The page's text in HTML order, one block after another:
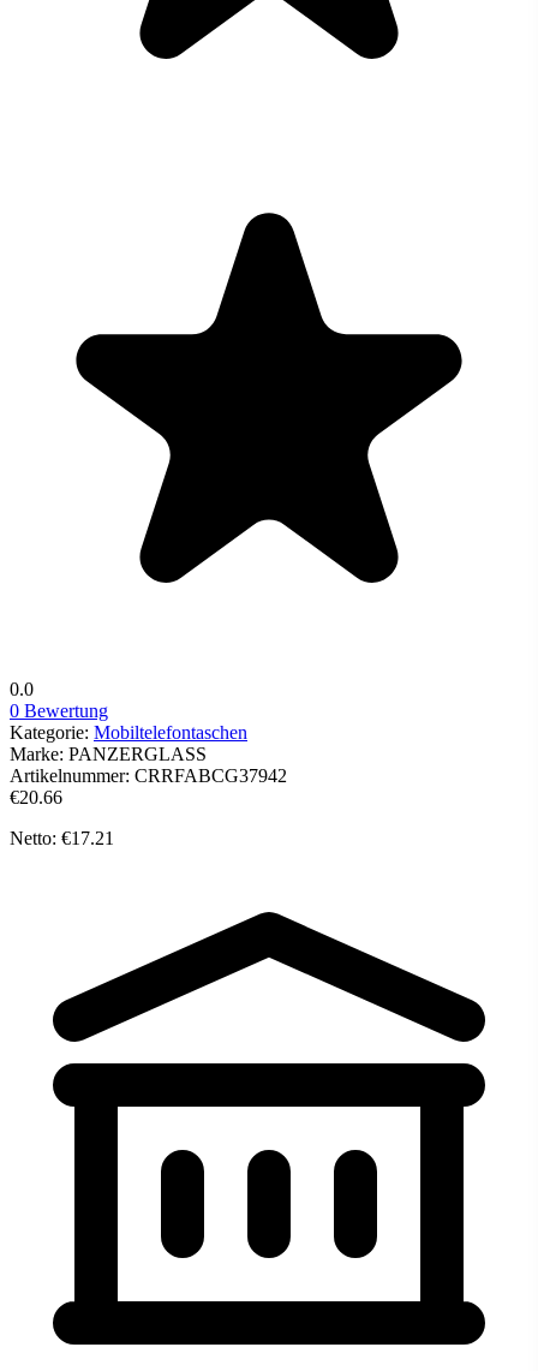
0.0
0 Bewertung
Kategorie: Mobiltelefontaschen
Marke: PANZERGLASS
Artikelnummer: CRRFABCG37942
€20.66
Netto: €17.21